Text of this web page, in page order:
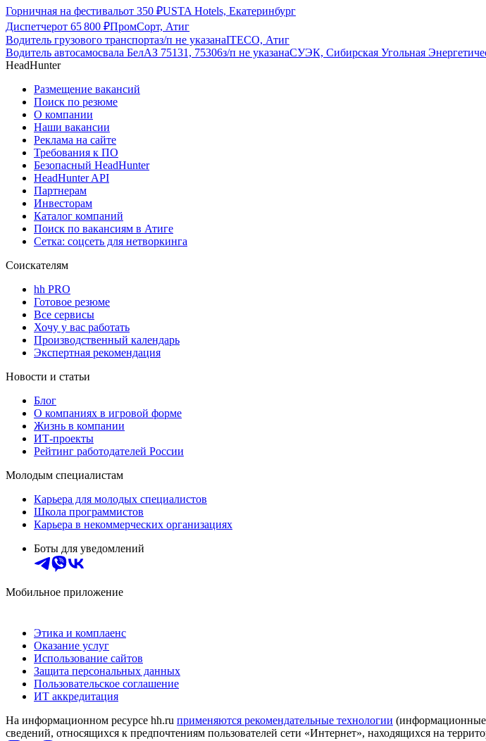
Горничная на фестивальот 350 ₽USTA Hotels, Екатеринбург
Диспетчерот 65 800 ₽ПромCорт, Атиг
Водитель грузового транспортаз/п не указанаITECO, Атиг
Водитель автосамосвала БелАЗ 75131, 75306з/п не указанаСУЭК, Сибирская Угольная
HeadHunter
Размещение вакансий
Поиск по резюме
О компании
Наши вакансии
Реклама на сайте
Требования к ПО
Безопасный HeadHunter
HeadHunter API
Партнерам
Инвесторам
Каталог компаний
Поиск по вакансиям в Атиге
Сетка: соцсеть для нетворкинга
Соискателям
hh PRO
Готовое резюме
Все сервисы
Хочу у вас работать
Производственный календарь
Экспертная рекомендация
Новости и статьи
Блог
О компаниях в игровой форме
Жизнь в компании
ИТ-проекты
Рейтинг работодателей России
Молодым специалистам
Карьера для молодых специалистов
Школа программистов
Карьера в некоммерческих организациях
Боты для уведомлений
Мобильное приложение
Этика и комплаенс
Оказание услуг
Использование сайтов
Защита персональных данных
Пользовательское соглашение
ИТ аккредитация
На информационном ресурсе hh.ru применяются рекомендательные технологии (информационные
сведений, относящихся к предпочтениям пользователей сети «Интернет», находящихся на